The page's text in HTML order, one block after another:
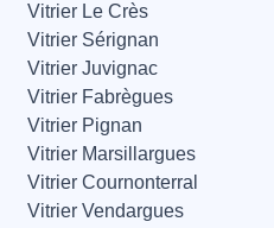
Vitrier Le Crès
Vitrier Sérignan
Vitrier Juvignac
Vitrier Fabrègues
Vitrier Pignan
Vitrier Marsillargues
Vitrier Cournonterral
Vitrier Vendargues